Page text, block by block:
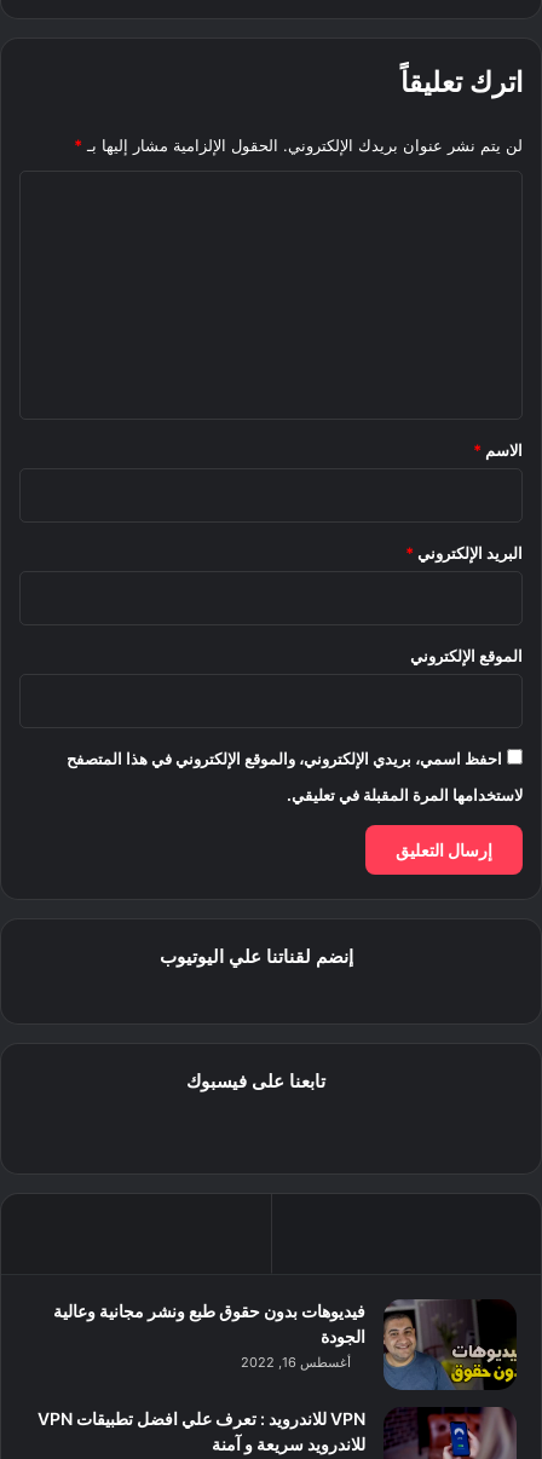
اترك تعليقاً
لن يتم نشر عنوان بريدك الإلكتروني. الحقول الإلزامية مشار إليها بـ *
*
الاسم *
البريد الإلكتروني *
الموقع الإلكتروني
احفظ اسمي، بريدي الإلكتروني، والموقع الإلكتروني في هذا المتصفح
لاستخدامها المرة المقبلة في تعليقي.
إنضم لقناتنا علي اليوتيوب
تابعنا على فيسبوك
فيديوهات بدون حقوق طبع ونشر مجانية وعالية
الجودة
أغسطس 16, 2022
VPN للاندرويد : تعرف علي افضل تطبيقات VPN
للاندرويد سريعة و آمنة